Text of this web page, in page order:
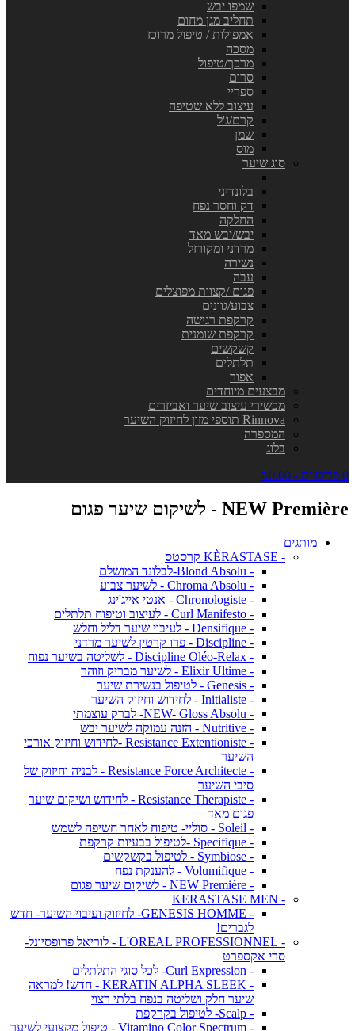
שמפו יבש
תחליב מגן מחום
אמפולות / טיפול מרוכז
מסכה
מרכך/טיפול
סרום
ספריי
עיצוב ללא שטיפה
קרם/ג'ל
שמן
מוס
סוג שיער
בלונדיני
דק וחסר נפח
החלקה
יבש/יבש מאד
מרדני ומקורזל
נשירה
עבה
פגום /קצוות מפוצלים
צבוע/גוונים
קרקפת רגישה
קרקפת שומנית
קשקשים
תלתלים
אפור
מבצעים מיוחדים
מכשירי עיצוב שיער ואביזרים
Rinnova תוספי מזון לחיזוק השיער
המספרה
בלוג
0 פריט\ים - ₪0.00
NEW Première - לשיקום שיער פגום
מותגים
- KÈRASTASE קרסטס
- Blond Absolu-לבלונד המושלם
- Chroma Absolu - לשיער צבוע
- Chronologiste - אנטי אייג'ינג
- Curl Manifesto - לעיצוב וטיפוח תלתלים
- Densifique - לעיבוי שיער דליל וחלש
- Discipline - פרו קרטין לשיער מרדני
- Discipline Oléo-Relax - לשליטה בשיער נפוח
- Elixir Ultime - לשיער מבריק וזוהר
- Genesis - לטיפול בנשירת שיער
- Initialiste - לחידוש וחיזוק השיער
- NEW- Gloss Absolu- לברק עוצמתי
- Nutritive - הזנה עמוקה לשיער יבש
- Resistance Extentioniste -לחידוש וחיזוק אורכי
השיער
- Resistance Force Architecte - לבניה וחיזוק של
סיבי השיער
- Resistance Therapiste - לחידוש ושיקום שיער
פגום מאד
- Soleil - סוליי- טיפוח לאחר חשיפה לשמש
- Specifique -לטיפול בבעיות קרקפת
- Symbiose - לטיפול בקשקשים
- Volumifique - להענקת נפח
- NEW Première - לשיקום שיער פגום
- KERASTASE MEN
- GENESIS HOMME- לחיזוק ועיבוי השיער- חדש
לגברים!
- L'OREAL PROFESSIONNEL - לוריאל פרופסיונל-
סרי אקספרט
- Curl Expression- לכל סוגי התלתלים
- KERATIN ALPHA SLEEK - חדש! למראה
שיער חלק ושליטה בנפח בלתי רצוי
- Scalp- לטיפול בקרקפת
- Vitamino Color Spectrum - טיפול מקצועי לשיער